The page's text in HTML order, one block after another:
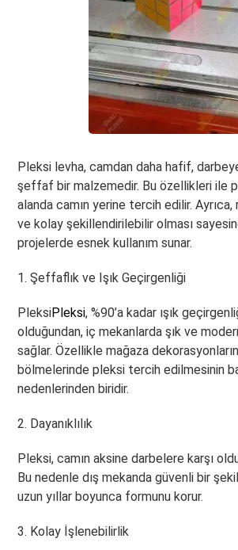
Pleksi levha, camdan daha hafif,
şeffaf bir malzemedir. Bu özellikleri ile
alanda camın yerine tercih edilir.
ve kolay şekillendirilebilir olması
projelerde esnek kullanım sunar.
1. Şeffaflık ve Işık Geçirgenliği
PleksiPleksi, %90’a kadar ışık
olduğundan, iç mekanlarda şık ve
sağlar. Özellikle mağaza
bölmelerinde pleksi tercih edilmesinin
nedenlerinden biridir.
2. Dayanıklılık
Pleksi, camın aksine darbelere karşı
Bu nedenle dış mekanda güvenli bir
uzun yıllar boyunca formunu korur.
3. Kolay İşlenebilirlik